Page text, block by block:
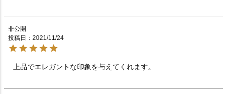
非公開
投稿日
2021/11/24
上品でエレガントな印象を与えてくれます。